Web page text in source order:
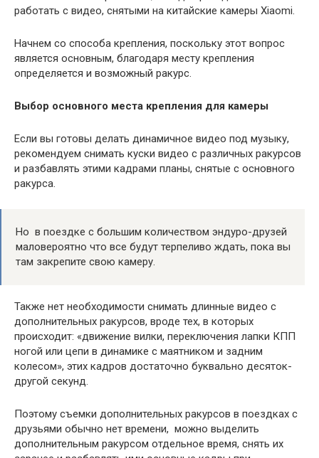
работать с видео, снятыми на китайские камеры Xiaomi.
Начнем со способа крепления, поскольку этот вопрос
является основным, благодаря месту крепления
определяется и возможный ракурс.
Выбор основного места крепления для камеры
Если вы готовы делать динамичное видео под музыку,
рекомендуем снимать куски видео с различных ракурсов
и разбавлять этими кадрами планы, снятые с основного
ракурса.
Но в поездке с большим количеством эндуро-друзей
маловероятно что все будут терпеливо ждать, пока вы
там закрепите свою камеру.
Также нет необходимости снимать длинные видео с
дополнительных ракурсов, вроде тех, в которых
происходит: «движение вилки, переключения лапки КПП
ногой или цепи в динамике с маятником и задним
колесом», этих кадров достаточно буквально десяток-
другой секунд.
Поэтому съемки дополнительных ракурсов в поездках с
друзьями обычно нет времени, можно выделить
дополнительным ракурсом отдельное время, снять их